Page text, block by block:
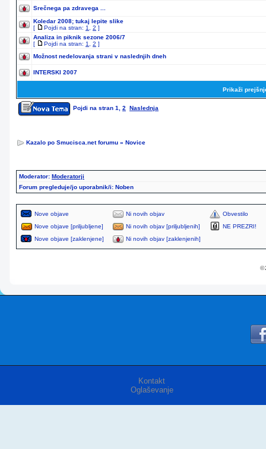
Srečnega pa zdravega ...
Koledar 2008; tukaj lepite slike
[
Pojdi na stran: 1 2 ]
Analiza in piknik sezone 2006/7
[
Pojdi na stran: 1 2 ]
Možnost nedelovanja strani v naslednjih dneh
INTERSKI 2007
Prikaži
Pojdi na stran 1 2 Naslednja
Kazalo po Smucisca.net forumu » Novice
Moderator: Moderatorji
Forum pregleduje/jo uporabnik/i: Noben
Nove objave Ni novih objav
Obvestilo
Nove objave [priljubljene]
Ni novih objav [priljubljenih]
NE PREZRI!
Nove objave [zaklenjene]
Ni novih objav [zaklenjenih]
©
Kontakt
Oglaševanje